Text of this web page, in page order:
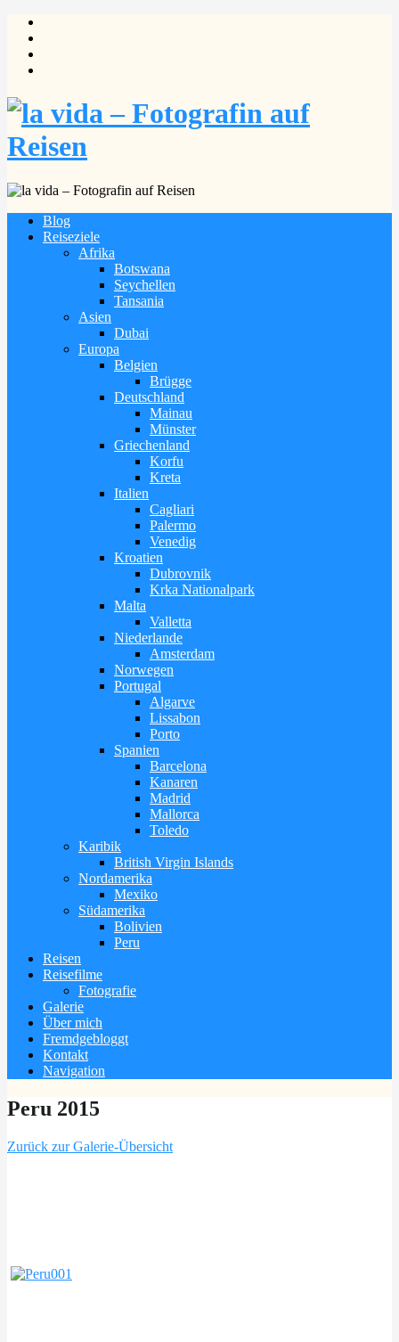
Blog
Reiseziele
Afrika
Botswana
Seychellen
Tansania
Asien
Dubai
Europa
Belgien
Brügge
Deutschland
Mainau
Münster
Griechenland
Korfu
Kreta
Italien
Cagliari
Palermo
Venedig
Kroatien
Dubrovnik
Krka Nationalpark
Malta
Valletta
Niederlande
Amsterdam
Norwegen
Portugal
Algarve
Lissabon
Porto
Spanien
Barcelona
Kanaren
Madrid
Mallorca
Toledo
Karibik
British Virgin Islands
Nordamerika
Mexiko
Südamerika
Bolivien
Peru
Reisen
Reisefilme
Fotografie
Galerie
Über mich
Fremdgebloggt
Kontakt
Navigation
Peru 2015
Zurück zur Galerie-Übersicht